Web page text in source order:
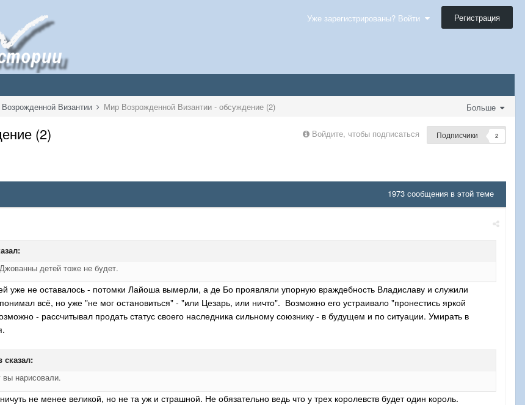
Уже зарегистрированы? Войти Регистрация
Больше
Византии Мир Возрожденной Византии - обсуждение (2)
Войдите, чтобы подписаться Подписчики 2
(2)
1973 сообщения в этой теме
детей тоже не будет.
уже не оставалось - потомки Лайоша вымерли, а де Бо проявляли упорную враждебность Владиславу и служили
всё, но уже "не мог остановиться" - "или Цезарь, или ничто". Возможно его устраивало "пронестись яркой
- рассчитывал продать статус своего наследника сильному союзнику - в будущем и по ситуации. Умирать в
сказал:
нарисовали.
не менее великой, но не та уж и страшной. Не обязательно ведь что у трех королевств будет один король.